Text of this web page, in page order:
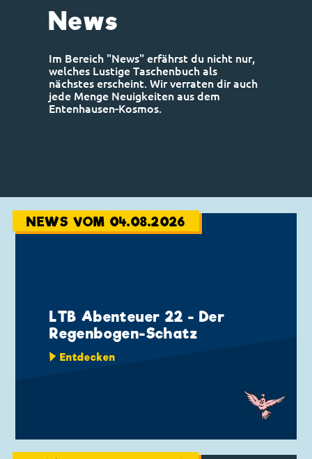
News
Im Bereich "News" erfährst du nicht nur,
welches Lustige Taschenbuch als
nächstes erscheint. Wir verraten dir auch
jede Menge Neuigkeiten aus dem
Entenhausen-Kosmos.
NEWS VOM 04.08.2026
LTB Abenteuer 22 - Der
Regenbogen-Schatz
Entdecken